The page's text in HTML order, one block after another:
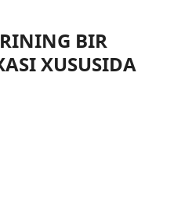
BIR
XUSUSIDA